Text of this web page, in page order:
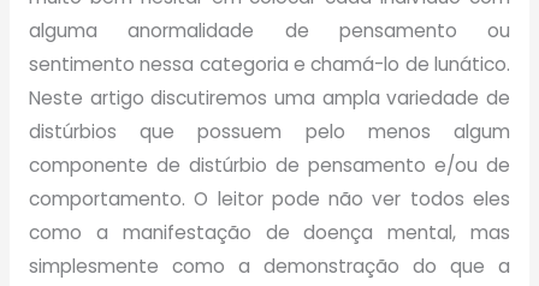
alguma anormalidade de pensamento ou
sentimento nessa categoria e chamá-lo de lunático.
Neste artigo discutiremos uma ampla variedade de
distúrbios que possuem pelo menos algum
componente de distúrbio de pensamento e/ou de
comportamento. O leitor pode não ver todos eles
como a manifestação de doença mental, mas
simplesmente como a demonstração do que a